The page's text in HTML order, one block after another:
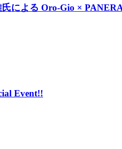
による Oro-Gio ×
Event!!